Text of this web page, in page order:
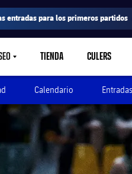
entradas para los primeros partidos
TIENDA CULERS
Calendario Entradas